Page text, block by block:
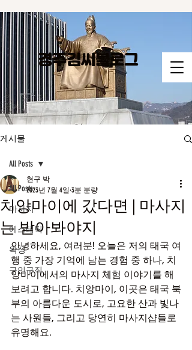
경주김씨​블로그
게시물
All Posts
마사지
에스테틱
왁싱
구인구직
All Posts
치앙마이에 갔다면 | 마사지
는 받아봐야지
현구 박
2023년 7월 4일 3분 분량
안녕하세요, 여러분! 오늘은 저의 태국 여
행 중 가장 기억에 남는 경험 중 하나, 치
앙마이에서의 마사지 체험 이야기를 해
보려고 합니다. 치앙마이, 이곳은 태국 북
부의 아름다운 도시로, 고요한 산과 빛나
는 사원들, 그리고 당연히 마사지샵들로
유명해요.